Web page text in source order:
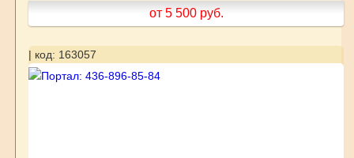
от 5 500 руб.
| код: 163057